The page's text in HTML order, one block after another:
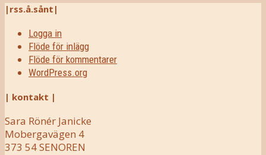
|rss.å.sånt|
Logga in
Flöde för inlägg
Flöde för kommentarer
WordPress.org
| kontakt |
Sara Rönér Janicke
Mobergavägen 4
373 54 SENOREN